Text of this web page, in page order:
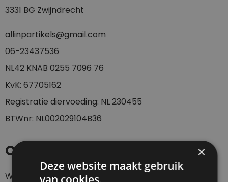
3331 BG Zwijndrecht
allinpartikels@gmail.com
06-23437536
NL42 KNAB 0255 7096 76
KvK: 67705162
Registratie diervoeding: NL 230455
BTWnr: NL002029104B36
Openingstijden
Webshop 24/7
×
Deze website maakt gebruik